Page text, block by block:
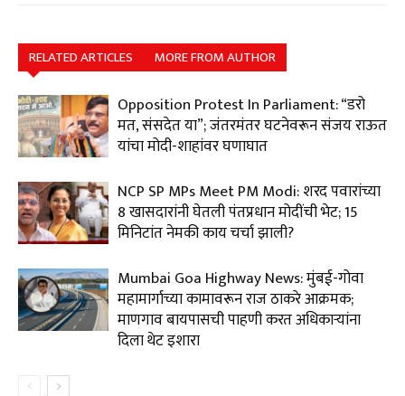
RELATED ARTICLES MORE FROM AUTHOR
Opposition Protest In Parliament: “डरो
मत, संसदेत या”; जंतरमंतर घटनेवरून संजय राऊत
यांचा मोदी-शाहांवर घणाघात
NCP SP MPs Meet PM Modi: शरद पवारांच्या
8 खासदारांनी घेतली पंतप्रधान मोदींची भेट; 15
मिनिटांत नेमकी काय चर्चा झाली?
Mumbai Goa Highway News: मुंबई-गोवा
महामार्गाच्या कामावरून राज ठाकरे आक्रमक;
माणगाव बायपासची पाहणी करत अधिकाऱ्यांना
दिला थेट इशारा